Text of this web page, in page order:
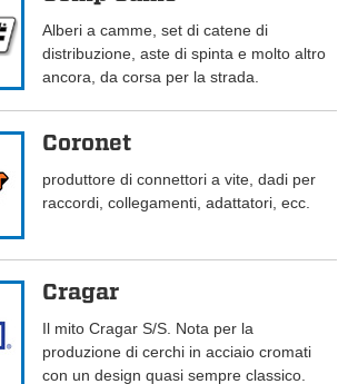
Alberi a camme, set di catene di
distribuzione, aste di spinta e molto altro
ancora, da corsa per la strada.
Coronet
produttore di connettori a vite, dadi per
raccordi, collegamenti, adattatori, ecc.
Cragar
Il mito Cragar S/S. Nota per la
produzione di cerchi in acciaio cromati
con un design quasi sempre classico.